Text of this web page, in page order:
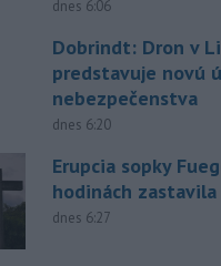
dnes 6:06
Dobrindt: Dron v
predstavuje novú
nebezpečenstva
dnes 6:20
Erupcia sopky
hodinách zastavila
dnes 6:27